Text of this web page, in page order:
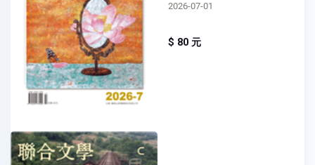
2026-07-01
$ 80 元